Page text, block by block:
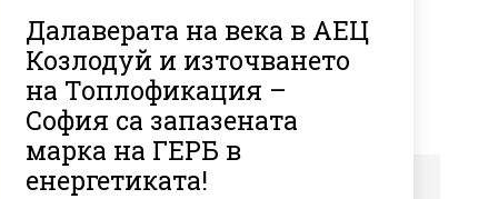
Далаверата на века в АЕЦ
Козлодуй и източването
на Топлофикация –
София са запазената
марка на ГЕРБ в
енергетиката!